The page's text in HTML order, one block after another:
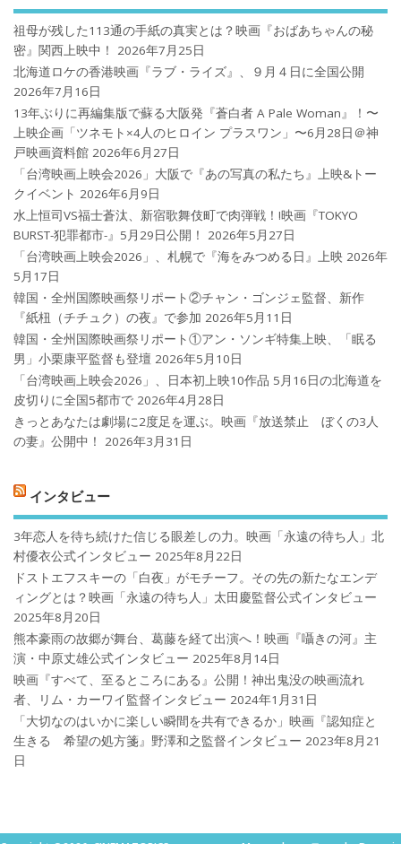
祖母が残した113通の手紙の真実とは？映画『おばあちゃんの秘
密』関西上映中！
2026年7月25日
北海道ロケの香港映画『ラブ・ライズ』、９月４日に全国公開
2026年7月16日
13年ぶりに再編集版で蘇る大阪発『蒼白者 A Pale Woman』！〜
上映企画「ツネモト×4人のヒロイン プラスワン」〜6月28日＠神
戸映画資料館 2026年6月27日
「台湾映画上映会2026」大阪で『あの写真の私たち』上映&トー
クイベント 2026年6月9日
水上恒司VS福士蒼汰、新宿歌舞伎町で肉弾戦！!映画『TOKYO
BURST-犯罪都市-』5月29日公開！
2026年5月27日
「台湾映画上映会2026」、札幌で『海をみつめる日』上映 2026年
5月17日
韓国・全州国際映画祭リポート②チャン・ゴンジェ監督、新作
『紙杻（チチュク）の夜』で参加 2026年5月11日
韓国・全州国際映画祭リポート①アン・ソンギ特集上映、「眠る
男」小栗康平監督も登壇 2026年5月10日
「台湾映画上映会2026」、日本初上映10作品 5月16日の北海道を
皮切りに全国5都市で 2026年4月28日
きっとあなたは劇場に2度足を運ぶ。映画『放送禁止 ぼくの3人
の妻』公開中！
2026年3月31日
インタビュー
3年恋人を待ち続けた信じる眼差しの力。映画「永遠の待ち人」北
村優衣公式インタビュー 2025年8月22日
ドストエフスキーの「白夜」がモチーフ。その先の新たなエンデ
ィングとは？映画「永遠の待ち人」太田慶監督公式インタビュー
2025年8月20日
熊本豪雨の故郷が舞台、葛藤を経て出演へ！映画『囁きの河』主
演・中原丈雄公式インタビュー 2025年8月14日
映画『すべて、至るところにある』公開！神出鬼没の映画流れ
者、リム・カーワイ監督インタビュー 2024年1月31日
「大切なのはいかに楽しい瞬間を共有できるか」映画『認知症と
生きる 希望の処方箋』野澤和之監督インタビュー 2023年8月21
日